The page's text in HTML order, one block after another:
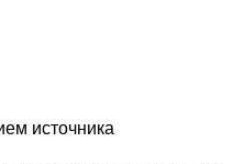
источника